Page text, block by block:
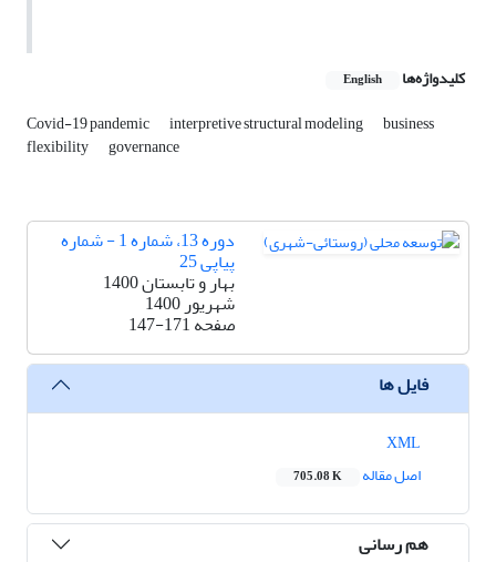
کلیدواژه‌ها English
Covid-19 pandemic interpretive structural modeling business
flexibility governance
دوره 13، شماره 1 - شماره
پیاپی 25
بهار و تابستان 1400
شهریور 1400
صفحه147-171
فایل ها
اصل مقاله
705.08 K
هم رسانی